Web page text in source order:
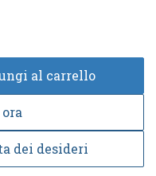
al carrello
dei desideri